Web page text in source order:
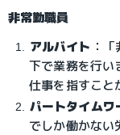
非常勤職員
アルバイト ：
下で業務を行い
仕事を指すこと
パートタイムワ
でしか働かない